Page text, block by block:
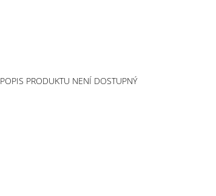
POPIS PRODUKTU NENÍ DOSTUPNÝ